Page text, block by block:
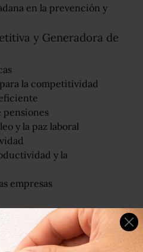
en la prevención y
y Generadora de
la competitividad
pensiones
y la paz laboral
y la
empresas
integral